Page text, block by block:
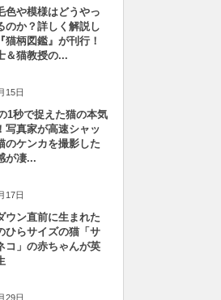
色や模様はどうやっ
のか？詳しく解説し
猫柄図鑑』が刊行！
＆猫教授の...
15日
1秒で捉えた猫の本気
写真家が高速シャッ
のケンカを撮影した
が凄...
17日
ウン直前に生まれた
ひらサイズの猫「サ
コ」の赤ちゃんが英
29日